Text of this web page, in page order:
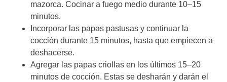
mazorca. Cocinar a fuego medio durante 10–15
minutos.
Incorporar las papas pastusas y continuar la
cocción durante 15 minutos, hasta que empiecen a
deshacerse.
Agregar las papas criollas en los últimos 15–20
minutos de cocción. Estas se desharán y darán el